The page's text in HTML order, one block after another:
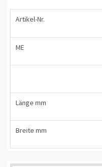
Artikel-Nr.
ME
Länge mm
Breite mm